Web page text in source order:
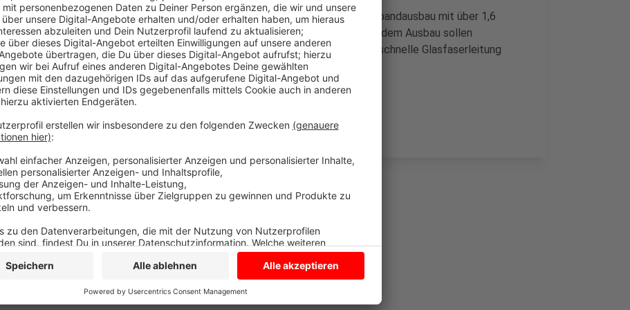
Heute gibt es die gute Nachricht: Der Bund fördert hier den Breitbandausbau mit über 1,6
Millionen Euro. Die Zusage für das Fördergeld liegt heute vor. Mit dem Ausbau sollen
Siedlungen und Bauernhöfe im Außenbereich von Havixbeck eine schnelle Glasfaserleitung
bekommen.
Anzeige